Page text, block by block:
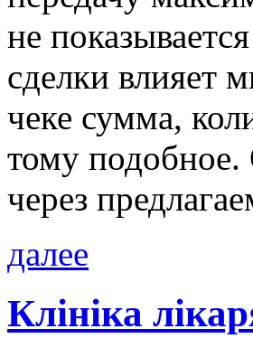
не
сделки влияет
чеке сумма,
тому подобное.
через
далее
Клініка